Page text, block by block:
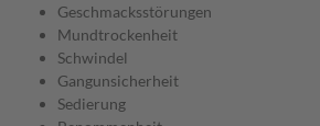
Geschmacksstörungen
Mundtrockenheit
Schwindel
Gangunsicherheit
Sedierung